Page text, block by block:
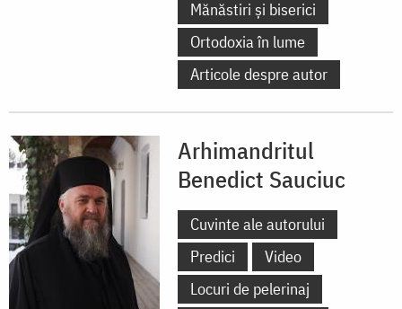
Mănăstiri și biserici
Ortodoxia în lume
Articole despre autor
Arhimandritul
Benedict Sauciuc
Cuvinte ale autorului
Predici
Video
Locuri de pelerinaj